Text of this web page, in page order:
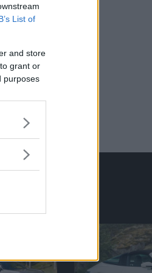
List of
and store
grant or
purposes